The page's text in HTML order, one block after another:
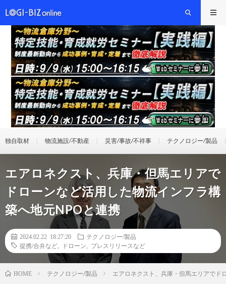
独自取材 物流施設/不動産 災害/事故/不祥事 テクノロジー/製品
エアロネクスト、兵庫・但馬エリアで
ドローンなど活用した物流インフラ構
築へ地元NPOと連携
2024.02.22 18:27:20
テクノロジー/製品
提携/合弁など
ドローン プレスリリースなど
HOME テクノロジー/製品 エアロネクスト、兵庫・但馬エリアでド